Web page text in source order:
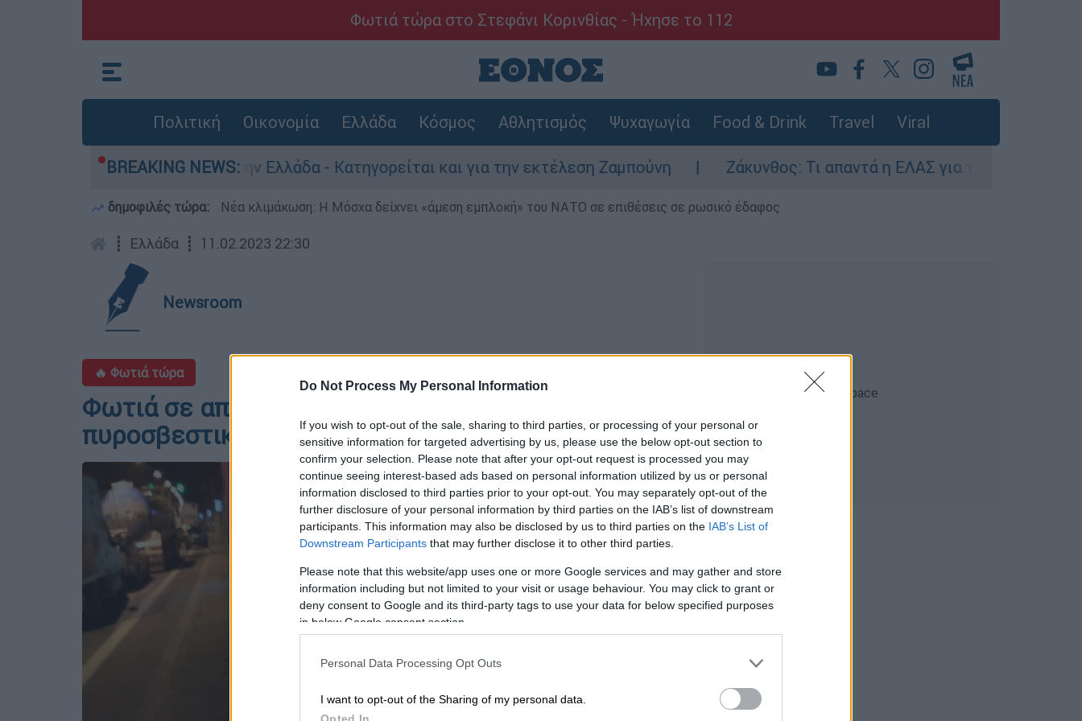
Do Not Process My Personal Information
If you wish to opt-out of the sale, sharing to third parties, or processing of your personal or
sensitive information for targeted advertising by us, please use the below opt-out section to
confirm your selection. Please note that after your opt-out request is processed you may
continue seeing interest-based ads based on personal information utilized by us or personal
information disclosed to third parties prior to your opt-out. You may separately opt-out of the
further disclosure of your personal information by third parties on the IAB’s list of downstream
participants. This information may also be disclosed by us to third parties on the IAB’s List of
Downstream Participants that may further disclose it to other third parties.
Please note that this website/app uses one or more Google services and may gather and store
information including but not limited to your visit or usage behaviour. You may click to grant or
deny consent to Google and its third-party tags to use your data for below specified purposes
in below Google consent section.
Personal Data Processing Opt Outs
I want to opt-out of the Sharing of my personal data.
Opted In
Φωτιά τώρα στο Στεφάνι Κορινθίας - Ήχησε το 112
Πολιτική Οικονομία Ελλάδα Κόσμος Αθλητισμός Ψυχαγωγία Food & Drink Travel Viral
BREAKING NEWS:
για ανθρωποκτονίες στην Ελλάδα - Κατηγορείται και για την εκτέλεση Ζαμπούνη Ζάκυνθος: Τι απαντά η ΕΛΑΣ για τους 8 βιασμούς
δημοφιλές τώρα: Νέα κλιμάκωση: Η Μόσχα δείχνει «άμεση εμπλοκή» του ΝΑΤΟ σε επιθέσεις σε ρωσικό έδαφος
┋ Ελλάδα ┋ 11.02.2023 22:30
Newsroom
🔥 Φωτιά τώρα
Φωτιά σε αποθήκη στον Λαγκαδά: Επί ποδός η
πυροσβεστική